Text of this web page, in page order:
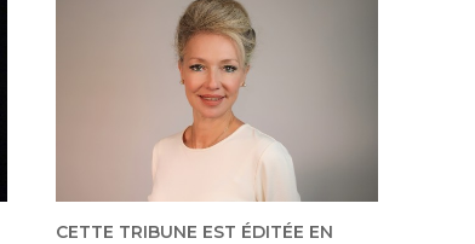
CETTE TRIBUNE EST ÉDITÉE EN